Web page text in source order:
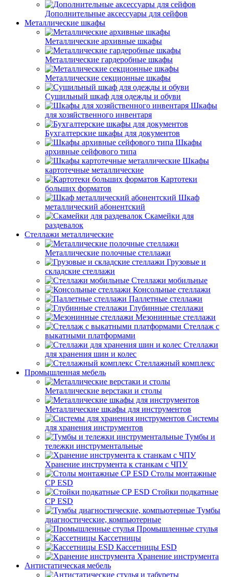
Дополнительные аксессуары для сейфов
Металлические шкафы
Металлические архивные шкафы
Металлические гардеробные шкафы
Металлические секционные шкафы
Сушильный шкаф для одежды и обуви
Шкафы
для хозяйственного инвентаря
Бухгалтерские шкафы для документов
Шкафы
архивные сейфового типа
Шкафы
картотечные металлические
Картотеки
больших форматов
Шкаф
металлический абонентский
Скамейки для
раздевалок
Стеллажи металлические
Металлические полочные стеллажи
Грузовые и
складские стеллажи
Стеллажи мобильные
Консольные стеллажи
Паллетные стеллажи
Глубинные стеллажи
Мезонинные стеллажи
Стеллаж с
выкатными платформами
Стеллажи
для хранения шин и колес
Стеллажный комплекс
Промышленная мебель
Металлические верстаки и столы
Металлические шкафы для инструментов
Системы
для хранения инструментов
Тумбы и
тележки инструментальные
Хранение инструмента к станкам с ЧПУ
Столы монтажные
СР ESD
Стойки подкатные
СР ESD
Тумбы
диагностические, компьютерные
Промышленные стулья
Кассетницы
Кассетницы ESD
Хранение инструмента
Антистатическая мебель